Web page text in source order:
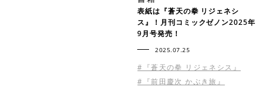
表紙は『蒼天の拳 リジェネシ
ス』！月刊コミックゼノン2025年
9月号発売！
2025.07.25
#『蒼天の拳 リジェネシス』
#『前田慶次 かぶき旅』